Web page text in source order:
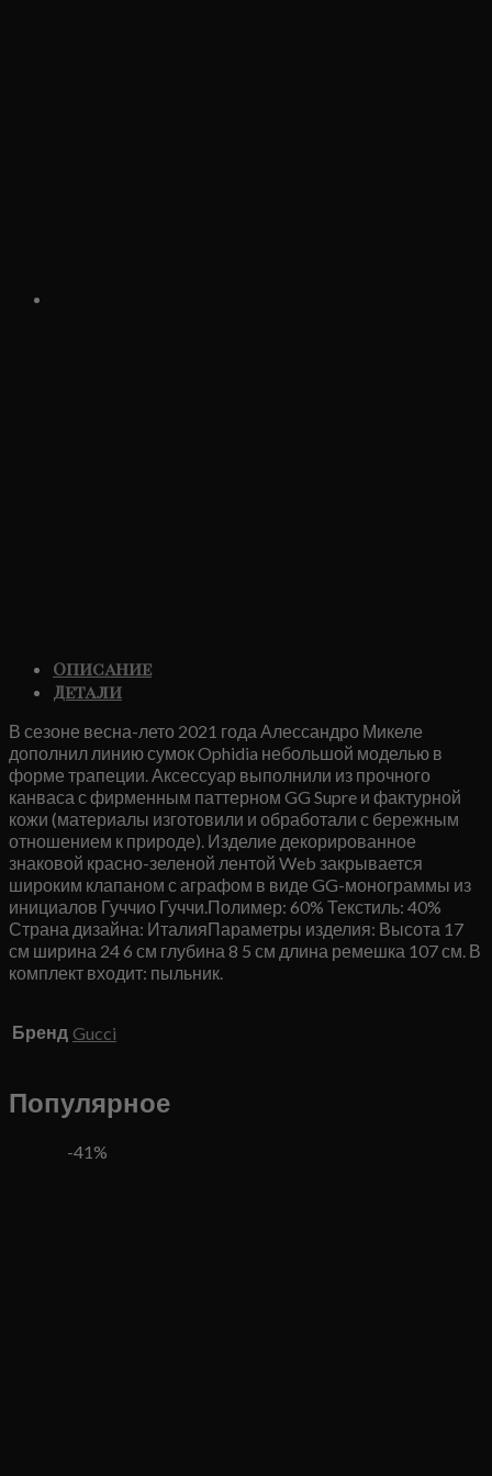
Описание
Детали
В сезоне весна-лето 2021 года Алессандро Микеле
дополнил линию сумок Ophidia небольшой моделью в
форме трапеции. Аксессуар выполнили из прочного
канваса с фирменным паттерном GG Supre и фактурной
кожи (материалы изготовили и обработали с бережным
отношением к природе). Изделие декорированное
знаковой красно-зеленой лентой Web закрывается
широким клапаном с аграфом в виде GG-монограммы из
инициалов Гуччио Гуччи.Полимер: 60% Текстиль: 40%
Страна дизайна: ИталияПараметры изделия: Высота 17
см ширина 24 6 см глубина 8 5 см длина ремешка 107 см. В
комплект входит: пыльник.
Бренд Gucci
Популярное
-41%